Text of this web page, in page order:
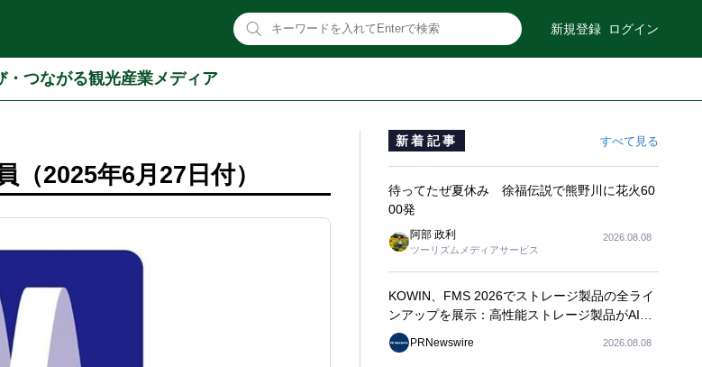
新規登録 ログイン
・つながる観光産業メディア
（2025年6月27日付）
新着記事 すべて見る
待ってたぜ夏休み 徐福伝説で熊野川に花火60
00発
阿部 政利
ツーリズムメディアサービス
2026.08.08
KOWIN、FMS 2026でストレージ製品の全ライ
ンアップを展示：高性能ストレージ製品がAI分
野の革新を牽引
PRNewswire 2026.08.08